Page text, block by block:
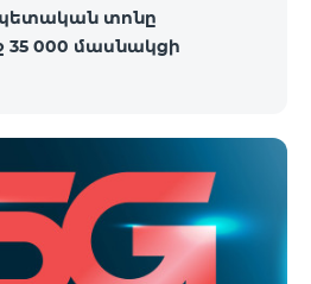
տոնը
35 000 մասնակցի